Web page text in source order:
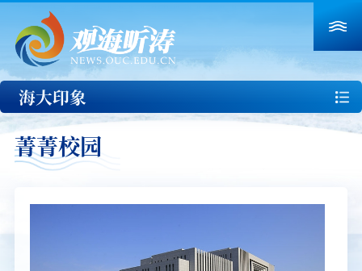
菁菁校园
海大印象